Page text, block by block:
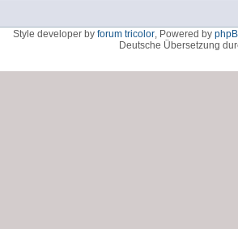
Style developer by forum tricolor, Powered by
Deutsche Übersetzung